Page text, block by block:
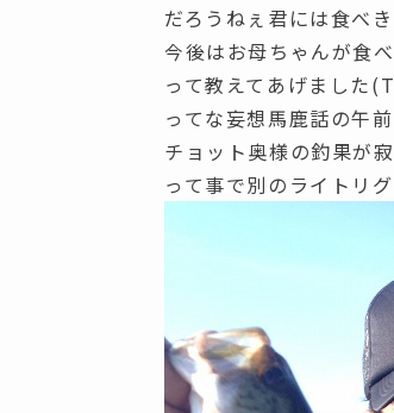
だろうねぇ君には食べ
今後はお母ちゃんが食
って教えてあげました
ってな妄想馬鹿話の午
チョット奥様の釣果が
って事で別のライトリ